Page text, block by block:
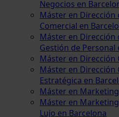
Negocios en
Máster en Dirección
Comercial en
Máster en Dirección
Gestión de Personal
Máster en Dirección
Máster en Dirección
Estratégica en
Máster en
Máster en
Lujo en Barcelona